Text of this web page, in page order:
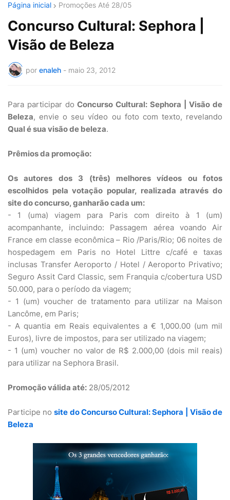
Página inicial Promoções Até 28/05
Concurso Cultural: Sephora |
Visão de Beleza
por enaleh - maio 23, 2012
Para participar doConcurso Cultural: Sephora | Visão de
Beleza, envie o seu vídeo ou foto com texto, revelando
Qual é sua visão de beleza.
Prêmios da promoção:
Os autores dos 3 (três) melhores vídeos ou fotos
escolhidos pela votação popular, realizada através do
site do concurso, ganharão cada um:
- 1 (uma) viagem para Paris com direito à 1 (um)
acompanhante, incluindo: Passagem aérea voando Air
France em classe econômica – Rio /Paris/Rio; 06 noites de
hospedagem em Paris no Hotel Littre c/café e taxas
inclusas Transfer Aeroporto / Hotel / Aeroporto Privativo;
Seguro Assit Card Classic, sem Franquia c/cobertura USD
50.000, para o período da viagem;
- 1 (um) voucher de tratamento para utilizar na Maison
Lancôme, em Paris;
- A quantia em Reais equivalentes a € 1,000.00 (um mil
Euros), livre de impostos, para ser utilizado na viagem;
- 1 (um) voucher no valor de R$ 2.000,00 (dois mil reais)
para utilizar na Sephora Brasil.
Promoção válida até: 28/05/2012
Participe nosite do Concurso Cultural: Sephora | Visão de
Beleza